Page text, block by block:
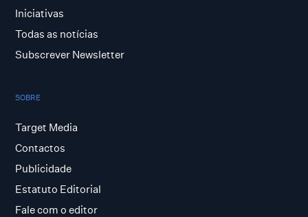
Iniciativas
Todas as notícias
Subscrever Newsletter
SOBRE
Target Media
Contactos
Publicidade
Estatuto Editorial
Fale com o editor